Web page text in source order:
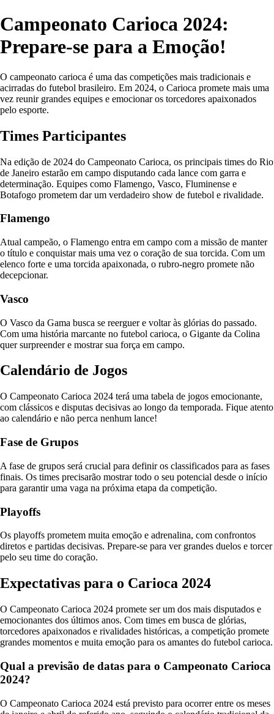
Campeonato Carioca 2024:
Prepare-se para a Emoção!
O campeonato carioca é uma das competições mais tradicionais e
acirradas do futebol brasileiro. Em 2024, o Carioca promete mais uma
vez reunir grandes equipes e emocionar os torcedores apaixonados
pelo esporte.
Times Participantes
Na edição de 2024 do Campeonato Carioca, os principais times do Rio
de Janeiro estarão em campo disputando cada lance com garra e
determinação. Equipes como Flamengo, Vasco, Fluminense e
Botafogo prometem dar um verdadeiro show de futebol e rivalidade.
Flamengo
Atual campeão, o Flamengo entra em campo com a missão de manter
o título e conquistar mais uma vez o coração de sua torcida. Com um
elenco forte e uma torcida apaixonada, o rubro-negro promete não
decepcionar.
Vasco
O Vasco da Gama busca se reerguer e voltar às glórias do passado.
Com uma história marcante no futebol carioca, o Gigante da Colina
quer surpreender e mostrar sua força em campo.
Calendário de Jogos
O Campeonato Carioca 2024 terá uma tabela de jogos emocionante,
com clássicos e disputas decisivas ao longo da temporada. Fique atento
ao calendário e não perca nenhum lance!
Fase de Grupos
A fase de grupos será crucial para definir os classificados para as fases
finais. Os times precisarão mostrar todo o seu potencial desde o início
para garantir uma vaga na próxima etapa da competição.
Playoffs
Os playoffs prometem muita emoção e adrenalina, com confrontos
diretos e partidas decisivas. Prepare-se para ver grandes duelos e torcer
pelo seu time do coração.
Expectativas para o Carioca 2024
O Campeonato Carioca 2024 promete ser um dos mais disputados e
emocionantes dos últimos anos. Com times em busca de glórias,
torcedores apaixonados e rivalidades históricas, a competição promete
grandes momentos e muita emoção para os amantes do futebol carioca.
Qual a previsão de datas para o Campeonato Carioca
2024?
O Campeonato Carioca 2024 está previsto para ocorrer entre os meses